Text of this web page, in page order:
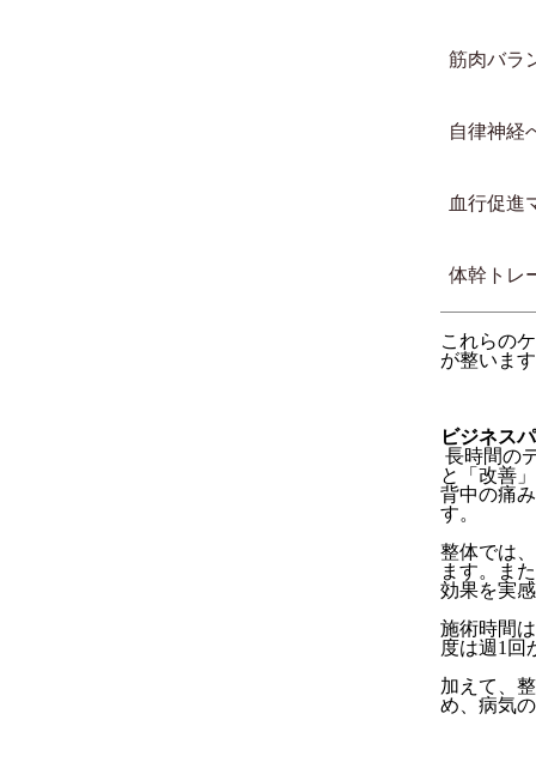
筋肉バラ
自律神経
血行促進
体幹トレ
これらの
が整いま
ビジネス
長時間の
と「改善
背中の痛
す。
整体では
ます。ま
効果を実
施術時間
度は週1回
加えて、
め、病気